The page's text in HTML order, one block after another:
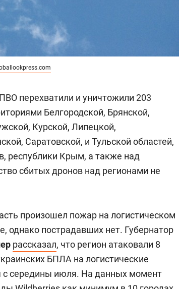
перехватили и уничтожили 203
Белгородской, Брянской,
Курской, Липецкой,
Саратовской, и Тульской областей,
республики Крым, а также над
сбитых дронов над регионами не
произошел пожар на логистическом
однако пострадавших нет. Губернатор
рассказал, что регион атаковали 8
БПЛА на логистические
середины июля. На данных момент